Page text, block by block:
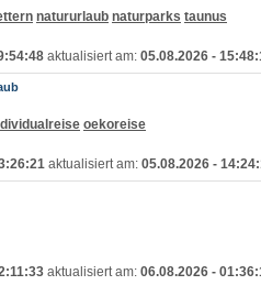
natururlaub naturparks taunus
aktualisiert am: 05.08.2026 -
oekoreise
aktualisiert am: 05.08.2026 -
aktualisiert am: 06.08.2026 -